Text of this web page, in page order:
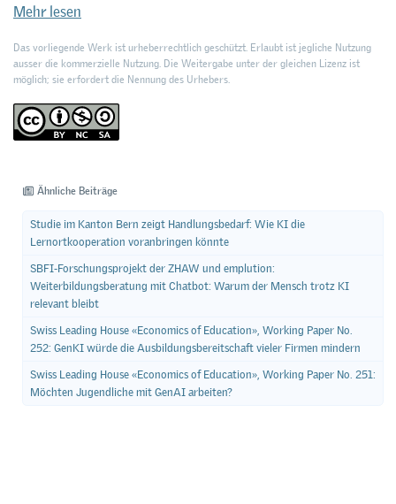
Mehr lesen
Das vorliegende Werk ist urheberrechtlich geschützt. Erlaubt ist jegliche Nutzung
ausser die kommerzielle Nutzung. Die Weitergabe unter der gleichen Lizenz ist
möglich; sie erfordert die Nennung des Urhebers.
Ähnliche Beiträge
Studie im Kanton Bern zeigt Handlungsbedarf: Wie KI die
Lernortkooperation voranbringen könnte
SBFI-Forschungsprojekt der ZHAW und emplution:
Weiterbildungsberatung mit Chatbot: Warum der Mensch trotz KI
relevant bleibt
Swiss Leading House «Economics of Education», Working Paper No.
252: GenKI würde die Ausbildungsbereitschaft vieler Firmen mindern
Swiss Leading House «Economics of Education», Working Paper No. 251:
Möchten Jugendliche mit GenAI arbeiten?